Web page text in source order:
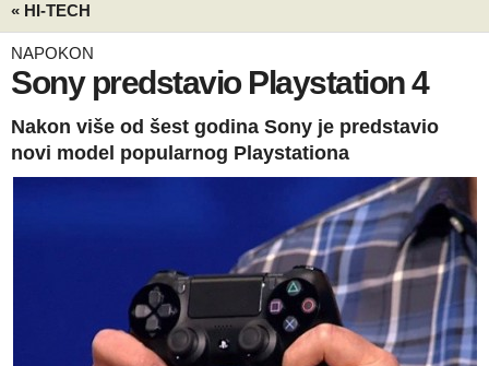
« HI-TECH
NAPOKON
Sony predstavio Playstation 4
Nakon više od šest godina Sony je predstavio
novi model popularnog Playstationa